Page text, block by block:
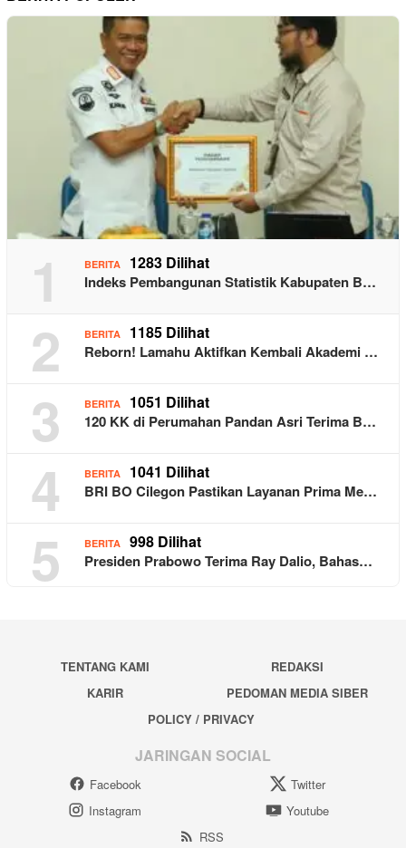
1 BERITA 1283 Dilihat
Indeks Pembangunan Statistik Kabupaten B…
2 BERITA 1185 Dilihat
Reborn! Lamahu Aktifkan Kembali Akademi …
3 BERITA 1051 Dilihat
120 KK di Perumahan Pandan Asri Terima B…
4 BERITA 1041 Dilihat
BRI BO Cilegon Pastikan Layanan Prima Me…
5 BERITA 998 Dilihat
Presiden Prabowo Terima Ray Dalio, Bahas…
TENTANG KAMI
REDAKSI
KARIR
PEDOMAN MEDIA SIBER
POLICY / PRIVACY
JARINGAN SOCIAL
Facebook
Twitter
Instagram
Youtube
RSS